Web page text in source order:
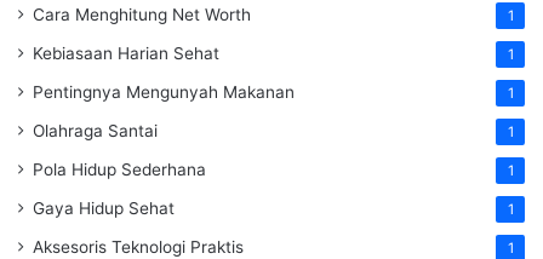
Cara Menghitung Net Worth 1
Kebiasaan Harian Sehat 1
Pentingnya Mengunyah Makanan 1
Olahraga Santai 1
Pola Hidup Sederhana 1
Gaya Hidup Sehat 1
Aksesoris Teknologi Praktis 1